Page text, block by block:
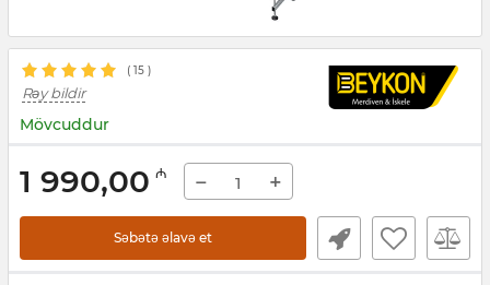
( 15 )
Rəy bildir
Mövcuddur
1 990,00 ₼ − +
Səbətə əlavə et